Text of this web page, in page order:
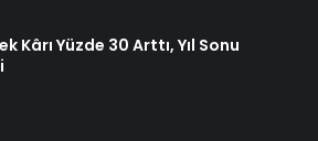
Kârı Yüzde 30 Arttı, Yıl Sonu